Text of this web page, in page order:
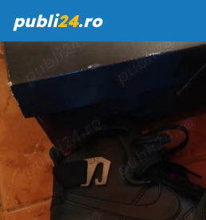
publi24.ro